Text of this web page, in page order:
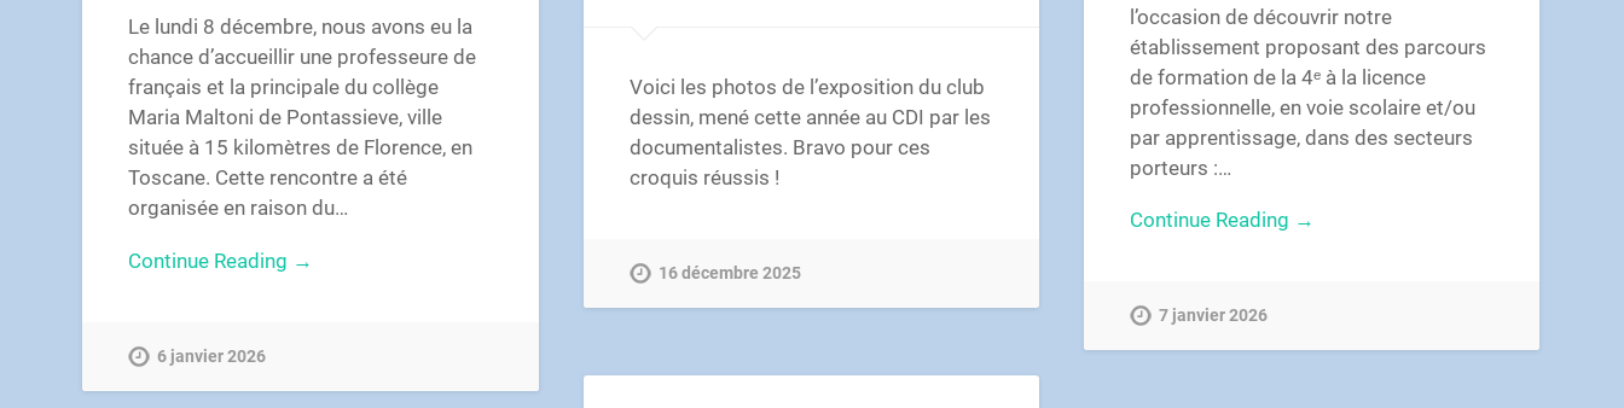
l’occasion de découvrir notre
établissement proposant des parcours
de formation de la 4ᵉ à la licence
professionnelle, en voie scolaire et/ou
par apprentissage, dans des secteurs
porteurs :…
Continue Reading →
7 janvier 2026
Le lundi 8 décembre, nous avons eu la
chance d’accueillir une professeure de
français et la principale du collège
Maria Maltoni de Pontassieve, ville
située à 15 kilomètres de Florence, en
Toscane. Cette rencontre a été
organisée en raison du…
Continue Reading →
6 janvier 2026
Voici les photos de l’exposition du club
dessin, mené cette année au CDI par les
documentalistes. Bravo pour ces
croquis réussis !
16 décembre 2025